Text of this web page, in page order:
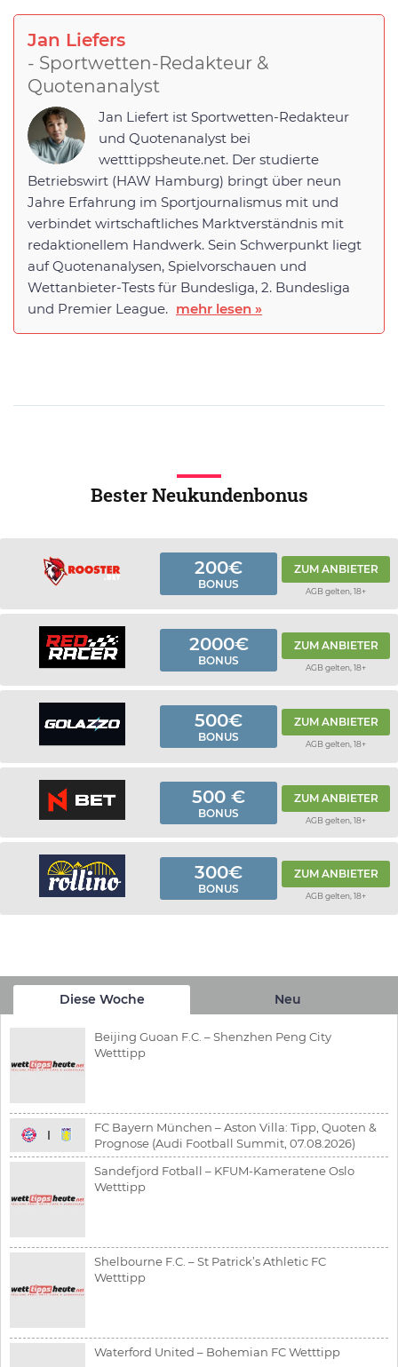
Jan Liefers
- Sportwetten-Redakteur &
Quotenanalyst
Jan Liefert ist Sportwetten-Redakteur
und Quotenanalyst bei
wetttippsheute.net. Der studierte
Betriebswirt (HAW Hamburg) bringt über neun
Jahre Erfahrung im Sportjournalismus mit und
verbindet wirtschaftliches Marktverständnis mit
redaktionellem Handwerk. Sein Schwerpunkt liegt
auf Quotenanalysen, Spielvorschauen und
Wettanbieter-Tests für Bundesliga, 2. Bundesliga
und Premier League. mehr lesen »
Bester Neukundenbonus
200€
BONUS
ZUM ANBIETER
AGB gelten, 18+
2000€
BONUS
ZUM ANBIETER
AGB gelten, 18+
500€
BONUS
ZUM ANBIETER
AGB gelten, 18+
500 €
BONUS
ZUM ANBIETER
AGB gelten, 18+
300€
BONUS
ZUM ANBIETER
AGB gelten, 18+
Diese Woche Neu
Beijing Guoan F.C. – Shenzhen Peng City
Wetttipp
FC Bayern München – Aston Villa: Tipp, Quoten &
Prognose (Audi Football Summit, 07.08.2026)
Sandefjord Fotball – KFUM-Kameratene Oslo
Wetttipp
Shelbourne F.C. – St Patrick’s Athletic FC
Wetttipp
Waterford United – Bohemian FC Wetttipp